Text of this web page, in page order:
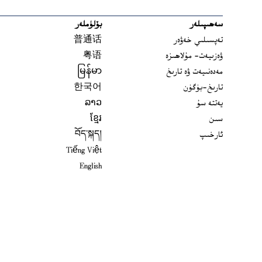
سەھىپىلەر
تەپسىلىي خەۋەر
ۋەزىيەت- مۇلاھىزە
مەدەنىيەت ۋە تارىخ
تارىخ-بۈگۈن
يەتتە سۇ
سىن
ئارخىپ
بۆلۈملەر
普通话
粤语
မြန်မာ
한국어
ລາວ
ខ្មែរ
བོད་སྐད།
Tiếng Việt
English